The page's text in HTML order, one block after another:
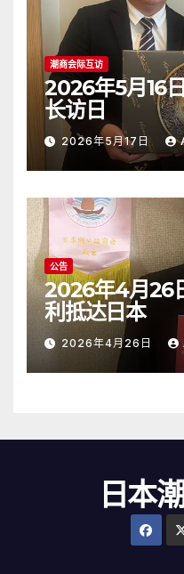
潮商会际互访
2026年5月16
长访日
2026年5月17日
公告
2026年4月26
利抵达日本
2026年4月26日
日本